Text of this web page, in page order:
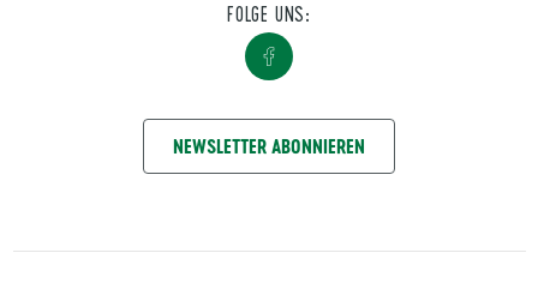
FOLGE UNS:
NIMM KONTAKT AUFNEWSLETTER ABONNIEREN